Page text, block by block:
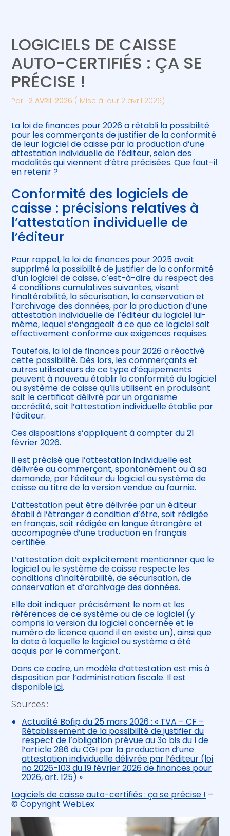
Gérer votre quotidien
Piloter votre entreprise
Développer votre entreprise
Construire votre patrimoine
Être prêt pour la facturation
électronique
Suivre votre comptabilité
Gérer vos ressources humaines
LOGICIELS DE CAISSE
AUTO-CERTIFIÉS : ÇA SE
PRÉCISE !
Par |2 AVRIL 2026 ( Mise à jour 2 avril 2026)
La loi de finances pour 2026 a rétabli la possibilité
pour les commerçants de justifier de la conformité
de leur logiciel de caisse par la production d’une
attestation individuelle de l’éditeur, selon des
modalités qui viennent d’être précisées. Que faut-il
en retenir ?
Conformité des logiciels de
caisse : précisions relatives à
l’attestation individuelle de
l’éditeur
Pour rappel, la loi de finances pour 2025 avait
supprimé la possibilité de justifier de la conformité
d’un logiciel de caisse, c’est-à-dire du respect des
4 conditions cumulatives suivantes, visant
l’inaltérabilité, la sécurisation, la conservation et
l’archivage des données, par la production d’une
attestation individuelle de l’éditeur du logiciel lui-
même, lequel s’engageait à ce que ce logiciel soit
effectivement conforme aux exigences requises.
Toutefois, la loi de finances pour 2026 a réactivé
cette possibilité. Dès lors, les commerçants et
autres utilisateurs de ce type d’équipements
peuvent à nouveau établir la conformité du logiciel
ou système de caisse qu’ils utilisent en produisant
soit le certificat délivré par un organisme
accrédité, soit l’attestation individuelle établie par
l’éditeur.
Ces dispositions s’appliquent à compter du 21
février 2026.
Il est précisé que l’attestation individuelle est
délivrée au commerçant, spontanément ou à sa
demande, par l’éditeur du logiciel ou système de
caisse au titre de la version vendue ou fournie.
L’attestation peut être délivrée par un éditeur
établi à l’étranger à condition d’être, soit rédigée
en français, soit rédigée en langue étrangère et
accompagnée d’une traduction en français
certifiée.
L’attestation doit explicitement mentionner que le
logiciel ou le système de caisse respecte les
conditions d’inaltérabilité, de sécurisation, de
conservation et d’archivage des données.
Elle doit indiquer précisément le nom et les
références de ce système ou de ce logiciel (y
compris la version du logiciel concernée et le
numéro de licence quand il en existe un), ainsi que
la date à laquelle le logiciel ou système a été
acquis par le commerçant.
Dans ce cadre, un modèle d’attestation est mis à
disposition par l’administration fiscale. Il est
disponibleici.
Sources :
Actualité Bofip du 25 mars 2026 : « TVA – CF –
Rétablissement de la possibilité de justifier du
respect de l’obligation prévue au 3o bis du I de
l’article 286 du CGI par la production d’une
attestation individuelle délivrée par l’éditeur (loi
no 2026-103 du 19 février 2026 de finances pour
2026, art. 125) »
Logiciels de caisse auto-certifiés : ça se précise ! –
© Copyright WebLex